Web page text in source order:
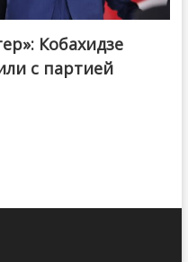
Кобахидзе
с партией